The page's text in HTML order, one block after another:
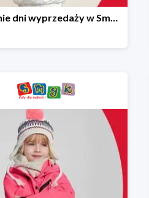
Ostatnie dni wyprzedaży w Smyku do -70%